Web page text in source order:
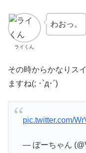
ライくん
わおっ。
その時からかなりス
ますね(; ･`д･´)
pic.twitter.com/
— ぼーちゃん